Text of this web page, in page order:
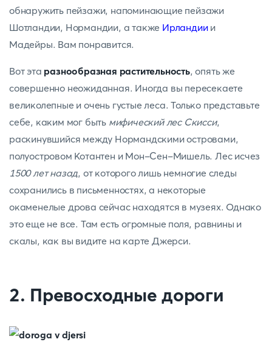
обнаружить пейзажи, напоминающие пейзажи
Шотландии, Нормандии, а также Ирландиии
Мадейры. Вам понравится.
Вот эта разнообразная растительность, опять же
совершенно неожиданная. Иногда вы пересекаете
великолепные и очень густые леса. Только представьте
себе, каким мог быть мифический лес Скисси,
раскинувшийся между Нормандскими островами,
полуостровом Котантен и Мон-Сен-Мишель. Лес исчез
1500 лет назад, от которого лишь немногие следы
сохранились в письменностях, а некоторые
окаменелые дрова сейчас находятся в музеях. Однако
это еще не все. Там есть огромные поля, равнины и
скалы, как вы видите на карте Джерси.
2. Превосходные дороги